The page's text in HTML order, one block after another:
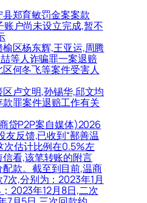
郑育敏罚金案案款
账户尚未设立完成,暂不
区杨东辉,王亚运,周腾
等人诈骗罪一案退赔
何冬飞等案件受害人
卢文明,孙锡华,邱文均
罪案件退赔工作有关
贷P2P案自媒体)2026
友反馈,已收到“鄯善温
次估计比例在0.5%左
看,该笔转账的附言
款。截至到目前,温商
次,分别为：2023年1月
2023年12月8日,二次